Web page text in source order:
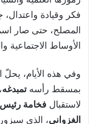
فكر وقيادة
المصلح، حتى صار
الأوساط الاجتماعية
وفي هذه الأيام، يحلّ
بمسقط رأسهتمبدغه
لاستقبال فخامة رئيس
الغزواني، الذي